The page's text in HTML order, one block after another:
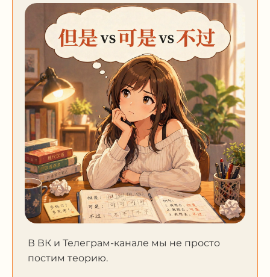
В ВК и Телеграм-канале мы не просто
постим теорию.